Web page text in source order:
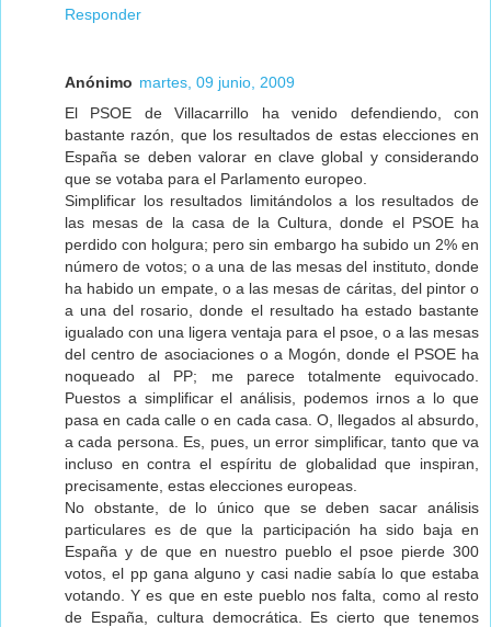
Responder
Anónimo martes, 09 junio, 2009
El PSOE de Villacarrillo ha venido defendiendo, con
bastante razón, que los resultados de estas elecciones en
España se deben valorar en clave global y considerando
que se votaba para el Parlamento europeo.
Simplificar los resultados limitándolos a los resultados de
las mesas de la casa de la Cultura, donde el PSOE ha
perdido con holgura; pero sin embargo ha subido un 2% en
número de votos; o a una de las mesas del instituto, donde
ha habido un empate, o a las mesas de cáritas, del pintor o
a una del rosario, donde el resultado ha estado bastante
igualado con una ligera ventaja para el psoe, o a las mesas
del centro de asociaciones o a Mogón, donde el PSOE ha
noqueado al PP; me parece totalmente equivocado.
Puestos a simplificar el análisis, podemos irnos a lo que
pasa en cada calle o en cada casa. O, llegados al absurdo,
a cada persona. Es, pues, un error simplificar, tanto que va
incluso en contra el espíritu de globalidad que inspiran,
precisamente, estas elecciones europeas.
No obstante, de lo único que se deben sacar análisis
particulares es de que la participación ha sido baja en
España y de que en nuestro pueblo el psoe pierde 300
votos, el pp gana alguno y casi nadie sabía lo que estaba
votando. Y es que en este pueblo nos falta, como al resto
de España, cultura democrática. Es cierto que tenemos